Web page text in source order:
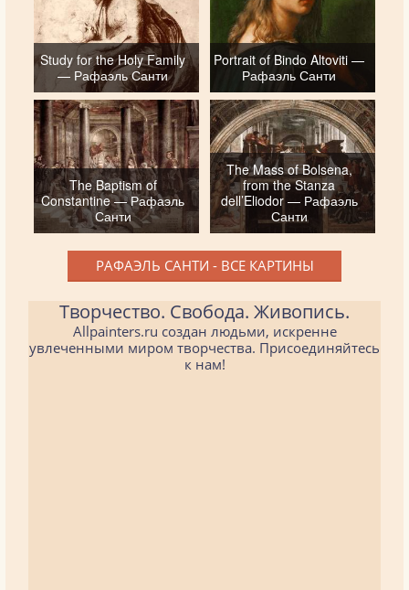
Study for the Holy Family
— Рафаэль Санти
Portrait of Bindo Altoviti —
Рафаэль Санти
The Baptism of
Constantine — Рафаэль
Санти
The Mass of Bolsena,
from the Stanza
dell’Eliodor — Рафаэль
Санти
РАФАЭЛЬ САНТИ - ВСЕ КАРТИНЫ
Творчество. Свобода. Живопись.
Allpainters.ru создан людьми, искренне
увлеченными миром творчества. Присоединяйтесь
к нам!